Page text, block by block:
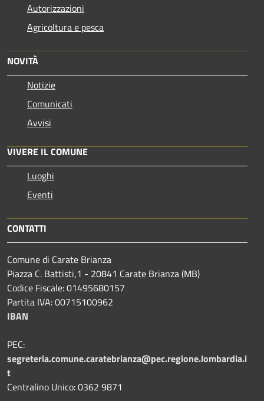
Autorizzazioni
Agricoltura e pesca
NOVITÀ
Notizie
Comunicati
Avvisi
VIVERE IL COMUNE
Luoghi
Eventi
CONTATTI
Comune di Carate Brianza
Piazza C. Battisti,1 - 20841 Carate Brianza (MB)
Codice Fiscale: 01495680157
Partita IVA: 00715100962
IBAN
PEC:
segreteria.comune.caratebrianza@pec.regione.lombardia.i
t
Centralino Unico: 0362 9871